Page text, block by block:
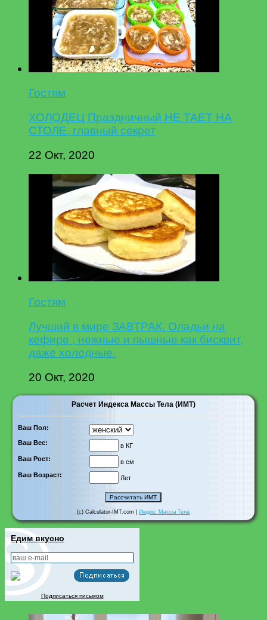
Гостям
ХОЛОДЕЦ Праздничный НЕ ТАЕТ НА
СТОЛЕ, главный секрет
22 Окт, 2020
Гостям
Лучший в мире ЗАВТРАК. Оладьи на
кефире , нежные и пышные как бисквит,
даже холодные.
20 Окт, 2020
Расчет Индекса Массы Тела (ИМТ)
Ваш Пол:
Ваш Вес:
в КГ
Ваш Рост:
в см
Ваш Возраст:
Лет
(c) Calculator-IMT.com | Индекс Массы Тела
Едим вкусно
Подписаться письмом